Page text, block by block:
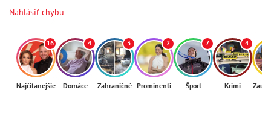
Nahlásiť chybu
16
Najčítanejšie
4
Domáce
3
Zahraničné
2
Prominenti
7
Šport
4
Krimi